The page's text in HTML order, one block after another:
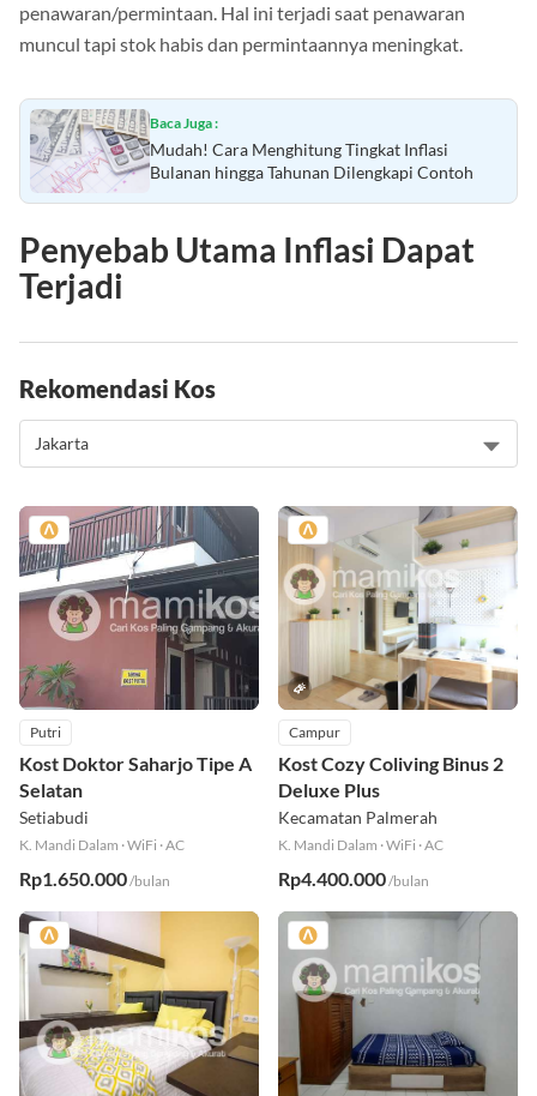
penawaran/permintaan. Hal ini terjadi saat penawaran
muncul tapi stok habis dan permintaannya meningkat.
Baca Juga :
Mudah! Cara Menghitung Tingkat Inflasi
Bulanan hingga Tahunan Dilengkapi Contoh
Penyebab Utama Inflasi Dapat
Terjadi
Rekomendasi Kos
Putri
Kost Doktor Saharjo Tipe A
Selatan
Setiabudi
K. Mandi Dalam ·WiFi ·AC
Rp1.650.000/bulan
Campur
Kost Cozy Coliving Binus 2
Deluxe Plus
Kecamatan Palmerah
K. Mandi Dalam ·WiFi ·AC
Rp4.400.000/bulan